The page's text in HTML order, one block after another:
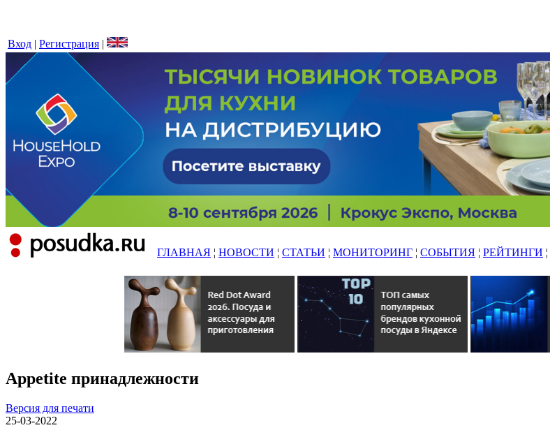
Вход | Регистрация |
ГЛАВНАЯ ¦ НОВОСТИ ¦ СТАТЬИ ¦ МОНИТОРИНГ ¦ СОБЫТИЯ ¦ РЕЙТИНГИ ¦
Appetite принадлежности
Версия для печати
25-03-2022